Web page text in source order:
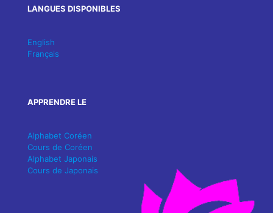
LANGUES DISPONIBLES
English
Français
APPRENDRE LE
Alphabet Coréen
Cours de Coréen
Alphabet Japonais
Cours de Japonais